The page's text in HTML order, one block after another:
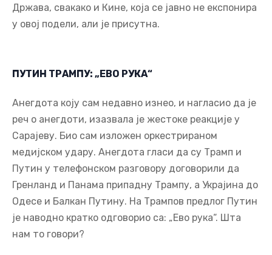
Држава, свакако и Кине, која се јавно не експонира
у овој подели, али је присутна.
ПУТИН ТРАМПУ: „ЕВО РУКА“
Анегдота коју сам недавно изнео, и нагласио да је
реч о анегдоти, изазвала је жестоке реакције у
Сарајеву. Био сам изложен оркестрираном
медијском удару. Анегдота гласи да су Трамп и
Путин у телефонском разговору договорили да
Гренланд и Панама припадну Трампу, а Украјина до
Одесе и Балкан Путину. На Трампов предлог Путин
је наводно кратко одговорио са: „Ево рука“. Шта
нам то говори?